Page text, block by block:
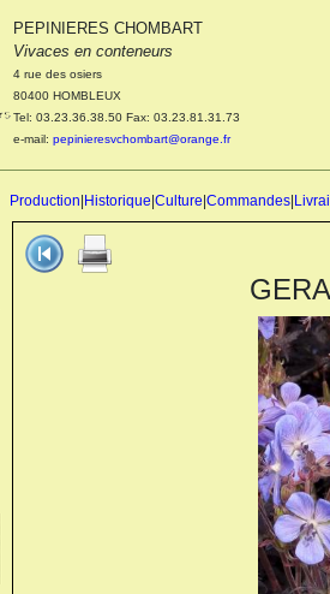
PEPINIERES CHOMBART
Vivaces en conteneurs
4 rue des osiers
80400 HOMBLEUX
Tel: 03.23.36.38.50 Fax: 03.23.81.31.73
e-mail: pepinieresvchombart@orange.fr
Production Historique Culture Commandes